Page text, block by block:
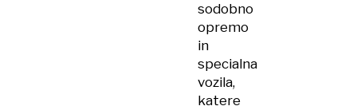
sodobno
opremo
in
specialna
vozila,
katere